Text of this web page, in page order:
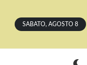
SABATO, AGOSTO 8